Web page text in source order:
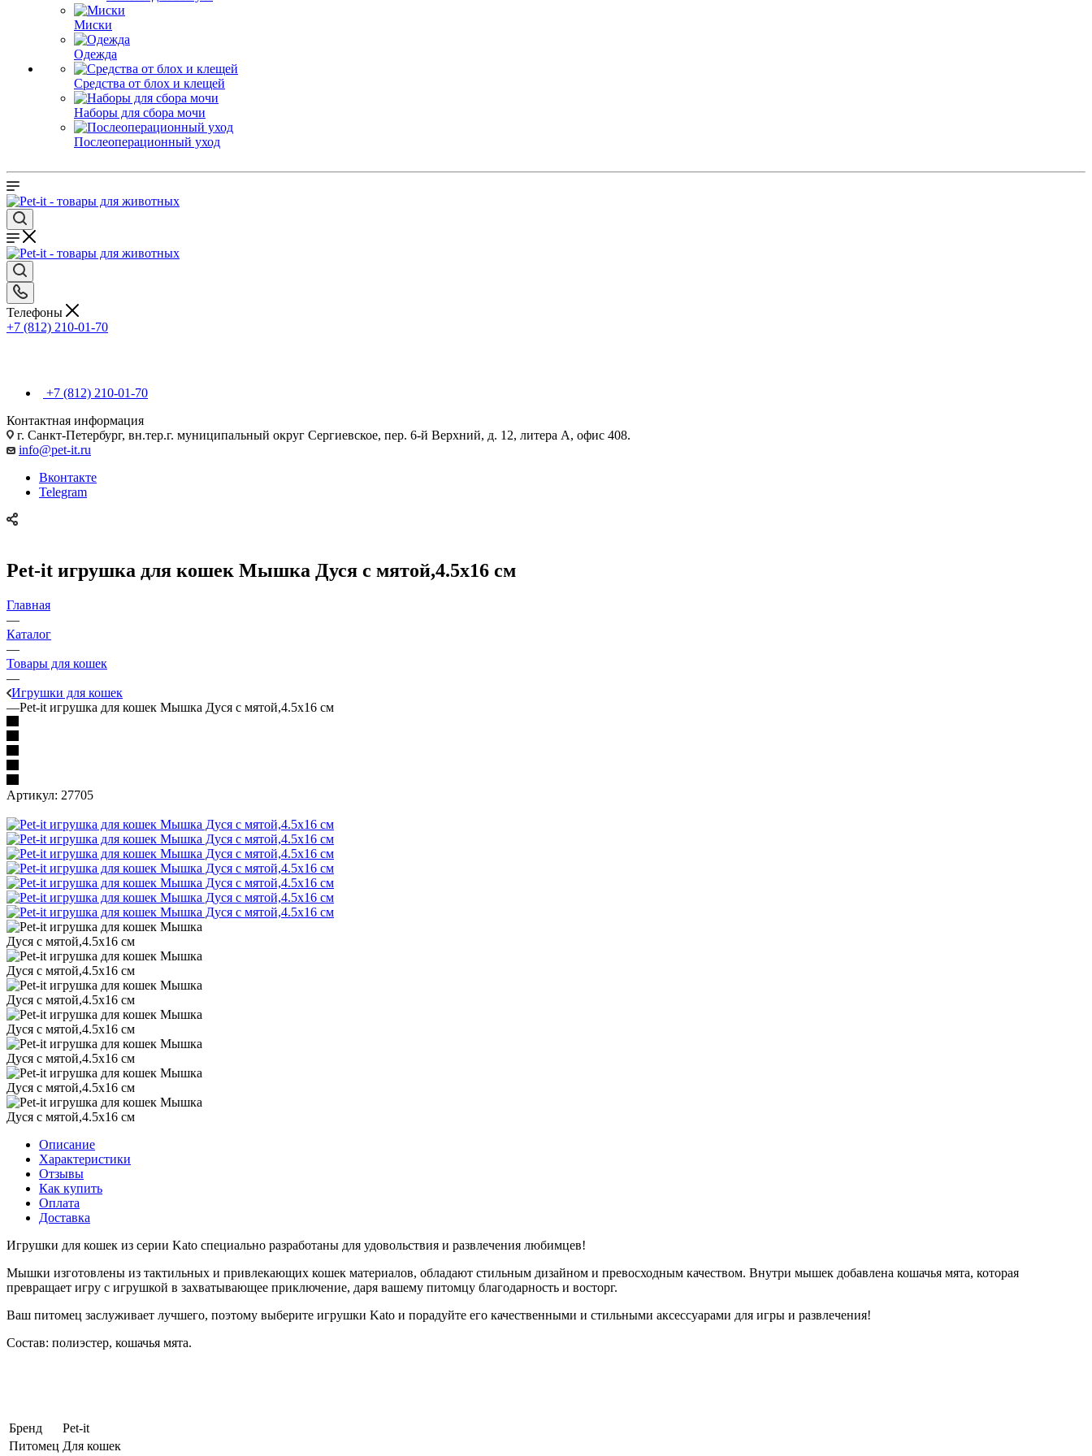
Миски
Одежда
Средства от блох и клещей
Наборы для сбора мочи
Послеоперационный уход
Телефоны
+7 (812) 210-01-70
+7 (812) 210-01-70
Контактная информация
г. Санкт-Петербург, вн.тер.г. муниципальный округ Сергиевское, пер. 6-й Верхний, д. 12, литера А, офис 408.
info@pet-it.ru
Вконтакте
Telegram
Pet-it игрушка для кошек Мышка Дуся с мятой,4.5x16 см
Главная
—
Каталог
—
Товары для кошек
—
Игрушки для кошек
—Pet-it игрушка для кошек Мышка Дуся с мятой,4.5x16 см
Артикул: 27705
Описание
Характеристики
Отзывы
Как купить
Оплата
Доставка
Игрушки для кошек из серии Kato специально разработаны для удовольствия и развлечения любимцев!
Мышки изготовлены из тактильных и привлекающих кошек материалов, обладают стильным дизайном и превосходным качеством. Внутри мышек добавлена кошачья мята, которая
превращает игру с игрушкой в захватывающее приключение, даря вашему питомцу благодарность и восторг.
Ваш питомец заслуживает лучшего, поэтому выберите игрушки Kato и порадуйте его качественными и стильными аксессуарами для игры и развлечения!
Состав: полиэстер, кошачья мята.
Бренд
Pet-it
Питомец Для кошек